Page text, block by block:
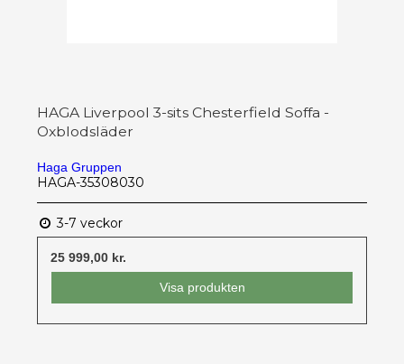
HAGA Liverpool 3-sits Chesterfield Soffa -
Oxblodsläder
Haga Gruppen
HAGA-35308030
3-7 veckor
25 999,00 kr.
Visa produkten